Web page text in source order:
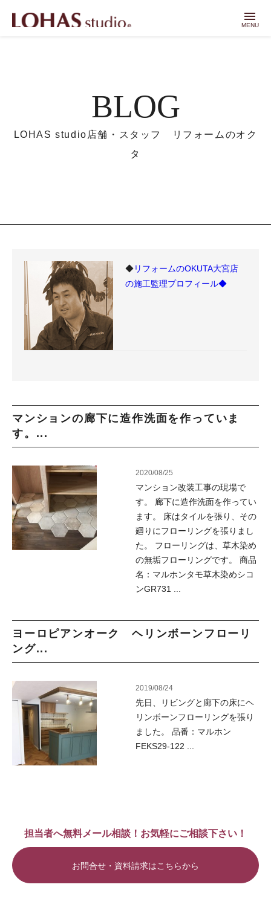
menu
MENU
BLOG
LOHAS studio店舗・スタッフ リフォームのオク
タ
◆リフォームのOKUTA大宮店
の施工監理プロフィール◆
マンションの廊下に造作洗面を作っていま
す。...
2020/08/25
マンション改装工事の現場で
す。 廊下に造作洗面を作ってい
ます。 床はタイルを張り、その
廻りにフローリングを張りまし
た。 フローリングは、草木染め
の無垢フローリングです。 商品
名：マルホンタモ草木染めシコ
ンGR731 ...
ヨーロピアンオーク ヘリンボーンフローリ
ング...
2019/08/24
先日、リビングと廊下の床にヘ
リンボーンフローリングを張り
ました。 品番：マルホン
FEKS29-122 ...
担当者へ無料メール相談！お気軽にご相談下さい！
お問合せ・資料請求はこちらから